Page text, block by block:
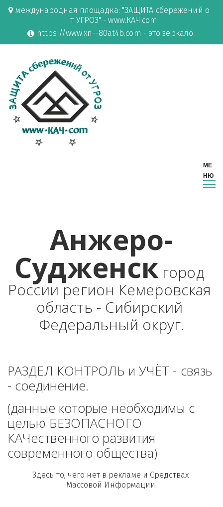
международная площадка: "ЗАЩИТА сбережений о
т УГРОЗ" - www.КАЧ.com
https://www.xn--80at4b.com - это зеркало
Анжеро-
Судженск город
России регион Кемеровская
область - Сибирский
Федеральный округ.
РАЗДЕЛ КОНТРОЛЬ и УЧЁТ - связь
- соединение.
(данные которые необходимы с
целью БЕЗОПАСНОГО
КАЧественного развития
современного общества)
Здесь то, чего нет в рекламе и Средствах
Массовой Информации.